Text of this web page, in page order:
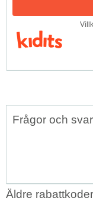
Frågor och
Äldre